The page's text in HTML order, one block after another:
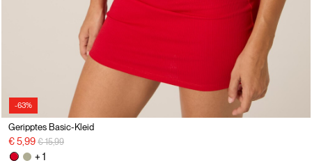
-63%
Geripptes Basic-Kleid
€ 5,99 Preisreduzierung von
€ 15,99auf
+ 1